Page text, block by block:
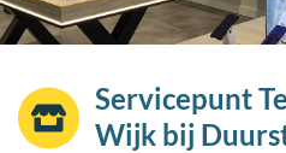
Servicepunt
Wijk bij